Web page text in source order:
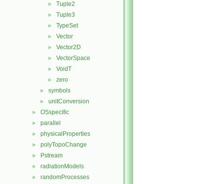
► Tuple2
► Tuple3
► TypeSet
► Vector
► Vector2D
► VectorSpace
► VoidT
► zero
► symbols
► unitConversion
► OSspecific
► parallel
► physicalProperties
► polyTopoChange
► Pstream
► radiationModels
► randomProcesses